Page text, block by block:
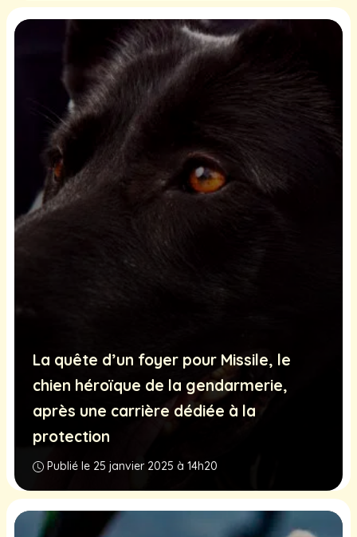
La quête d’un foyer pour Missile, le
chien héroïque de la gendarmerie,
après une carrière dédiée à la
protection
Publié le 25 janvier 2025 à 14h20